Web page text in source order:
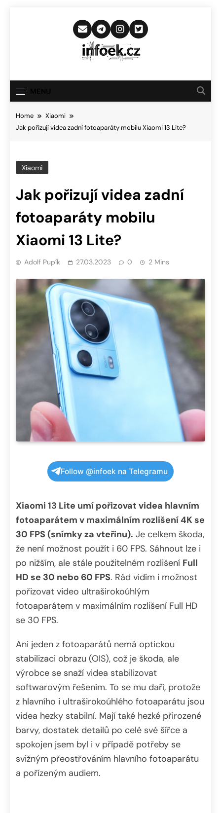
Infoek.cz
Novinkám
Home
Xiaomi
Jak pořizují videa zadní fotoaparáty mobilu Xiaomi 13 Lite?
Xiaomi
Jak pořizují videa zadní
fotoaparáty mobilu
Xiaomi 13 Lite?
Adolf Pupík 27.03.2023 0 2 Mins
Follow @infoek na Telegramu
Xiaomi 13 Lite umí pořizovat videa hlavním
fotoaparátem v maximálním rozlišení 4K se
30 FPS (snímky za vteřinu). Je celkem škoda,
že není možnost použít i 60 FPS. Sáhnout lze i
po nižším, ale stále použitelném rozlišení Full
HD se 30 nebo 60 FPS. Rád vidím i možnost
pořizovat video ultraširokoúhlým
fotoaparátem v maximálním rozlišení Full HD
se 30 FPS.
Ani jeden z fotoaparátů nemá optickou
stabilizaci obrazu (OIS), což je škoda, ale
výrobce se snaží videa stabilizovat
softwarovým řešením. To se mu daří, protože
z hlavního i ultraširokoúhlého fotoaparátu jsou
videa hezky stabilní. Mají také hezké přirozené
barvy, dostatek detailů po celé své šířce a
spokojen jsem byl i v případě potřeby se
svižným přeostřováním hlavního fotoaparátu
a pořízeným audiem.